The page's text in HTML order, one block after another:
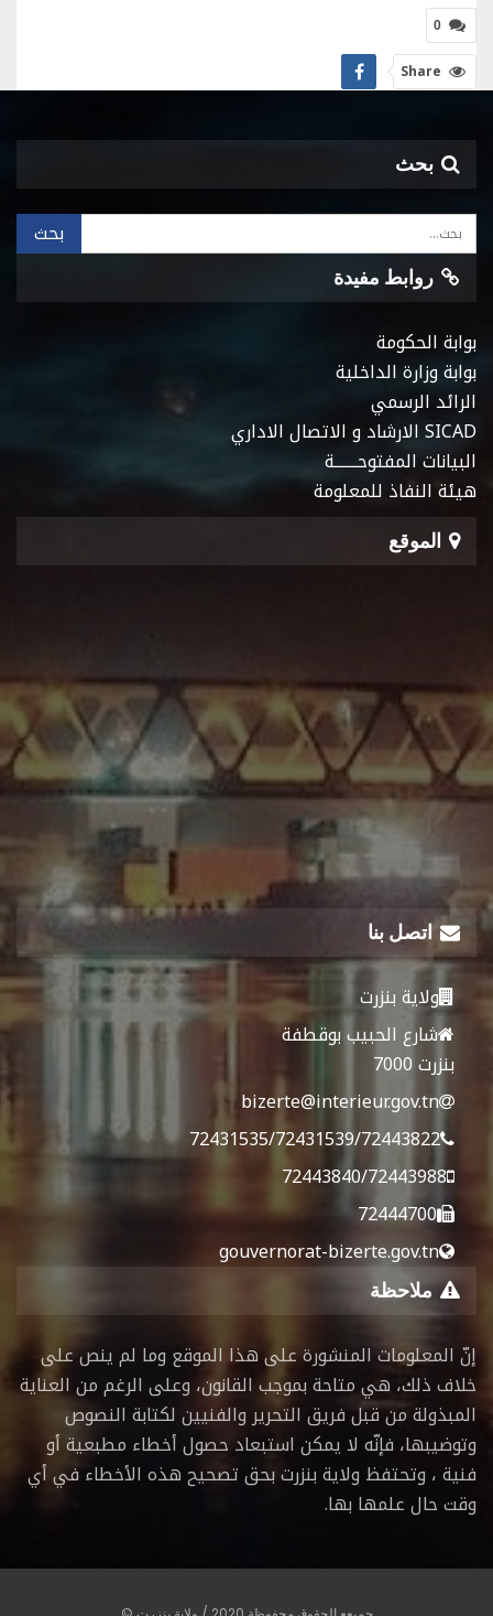
0
Share
بحث
روابط مفيدة
بوابة الحكومة
بوابة وزارة الداخلية
الرائد الرسمي
SICAD الارشاد و الاتصال الاداري
البيانات المفتوحـــــــة
هيئة النفاذ للمعلومة
الموقع
اتصل بنا
ولاية بنزرت
شارع الحبيب بوقطفة
بنزرت 7000
bizerte@interieur.gov.tn
72431535/72431539/72443822
72443840/72443988
72444700
gouvernorat-bizerte.gov.tn
ملاحظة
إنّ المعلومات المنشورة على هذا الموقع وما لم ينص على
خلاف ذلك، هي متاحة بموجب القانون، وعلى الرغم من العناية
المبذولة من قبل فريق التحرير والفنيين لكتابة النصوص
وتوضيبها، فإنّه لا يمكن استبعاد حصول أخطاء مطبعية أو
فنية ، وتحتفظ ولاية بنزرت بحق تصحيح هذه الأخطاء في أي
وقت حال علمها بها.